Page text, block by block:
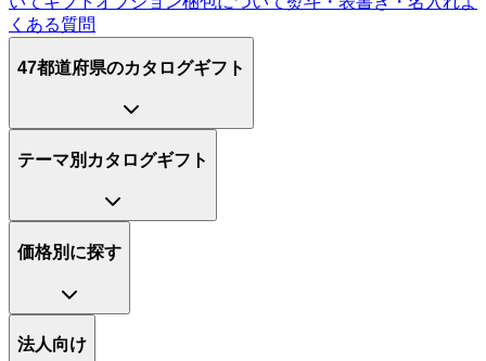
くある質問
47都道府県のカタログギフト
テーマ別カタログギフト
価格別に探す
法人向け